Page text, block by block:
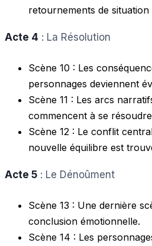
retournements de situation
Acte 4 : La Résolution
Scène 10 : Les
personnages deviennent
Scène 11 : Les arcs
commencent à se
Scène 12 : Le conflit
nouvelle équilibre est
Acte 5 : Le Dénoûment
Scène 13 : Une dernière
conclusion émotionnelle.
Scène 14 : Les